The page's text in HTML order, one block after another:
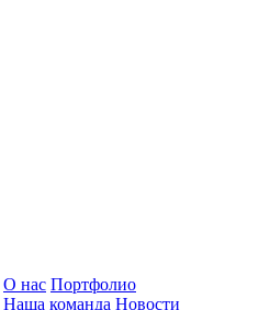
О нас Портфолио
Наша команда Новости